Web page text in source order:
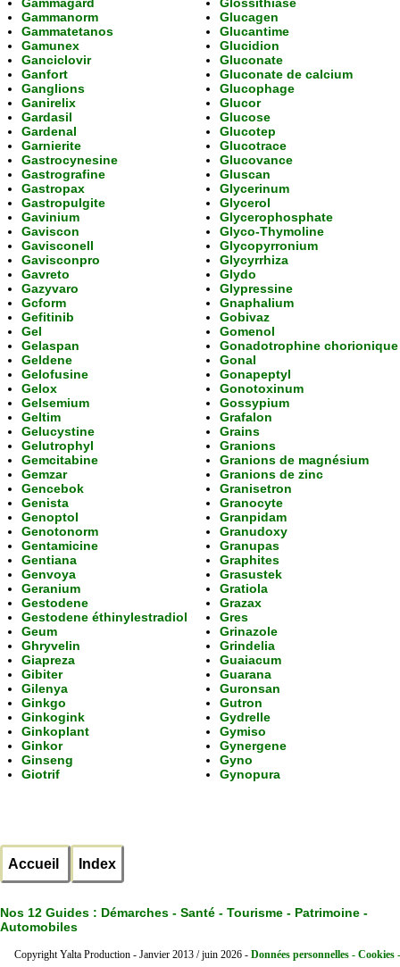
Gammanorm
Gammatetanos
Gamunex
Ganciclovir
Ganfort
Ganglions
Ganirelix
Gardasil
Gardenal
Garnierite
Gastrocynesine
Gastrografine
Gastropax
Gastropulgite
Gavinium
Gaviscon
Gavisconell
Gavisconpro
Gavreto
Gazyvaro
Gcform
Gefitinib
Gel
Gelaspan
Geldene
Gelofusine
Gelox
Gelsemium
Geltim
Gelucystine
Gelutrophyl
Gemcitabine
Gemzar
Gencebok
Genista
Genoptol
Genotonorm
Gentamicine
Gentiana
Genvoya
Geranium
Gestodene
Gestodene éthinylestradiol
Geum
Ghryvelin
Giapreza
Gibiter
Gilenya
Ginkgo
Ginkogink
Ginkoplant
Ginkor
Ginseng
Giotrif
Glucagen
Glucantime
Glucidion
Gluconate
Gluconate de calcium
Glucophage
Glucor
Glucose
Glucotep
Glucotrace
Glucovance
Gluscan
Glycerinum
Glycerol
Glycerophosphate
Glyco-Thymoline
Glycopyrronium
Glycyrrhiza
Glydo
Glypressine
Gnaphalium
Gobivaz
Gomenol
Gonadotrophine chorionique
Gonal
Gonapeptyl
Gonotoxinum
Gossypium
Grafalon
Grains
Granions
Granions de magnésium
Granions de zinc
Granisetron
Granocyte
Granpidam
Granudoxy
Granupas
Graphites
Grasustek
Gratiola
Grazax
Gres
Grinazole
Grindelia
Guaiacum
Guarana
Guronsan
Gutron
Gydrelle
Gymiso
Gynergene
Gyno
Gynopura
Accueil Index
Nos 12 Guides : Démarches - Santé - Tourisme - Patrimoine -
Automobiles
Copyright Yalta Production - Janvier 2013 / juin 2026 - Données personnelles - Cookies